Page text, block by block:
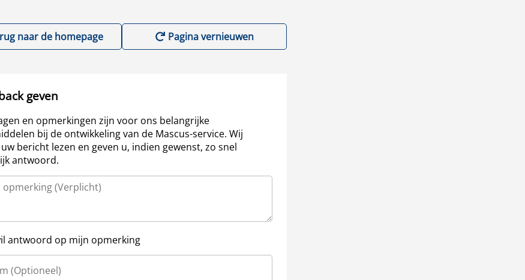
naar de homepage Pagina vernieuwen
geven
en opmerkingen zijn voor ons belangrijke
bij de ontwikkeling van de Mascus-service. Wij
bericht lezen en geven u, indien gewenst, zo snel
antwoord.
antwoord op mijn opmerking